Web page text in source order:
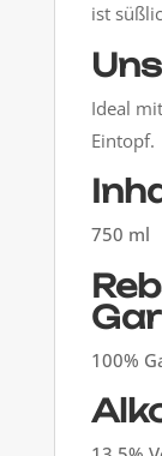
ist
Ideal
Eintopf.
750 ml
100%